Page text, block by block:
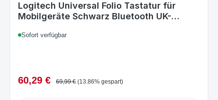
Logitech Universal Folio Tastatur für
Mobilgeräte Schwarz Bluetooth UK-
Sofort verfügbar
Verkaufspreis:
60,29 € Regulärer Preis:
69,99 € (13.86% gespart)